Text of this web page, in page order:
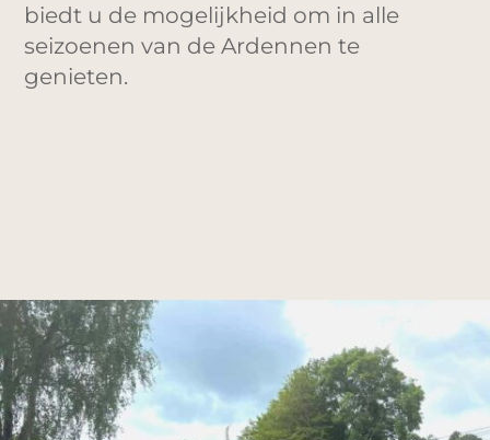
biedt u de mogelijkheid om in alle
seizoenen van de Ardennen te
genieten.